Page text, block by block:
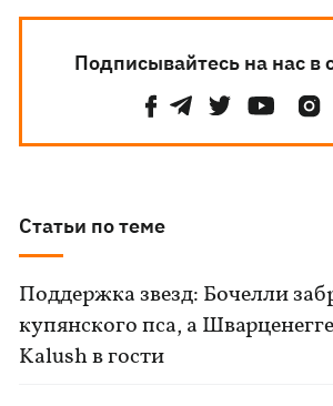
Подписывайтесь на нас в
Статьи по теме
Поддержка звезд: Бочелли
купянского пса, а
Kalush в гости